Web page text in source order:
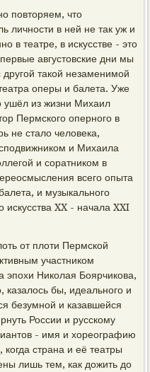
повторяем, что
личности в ней не так уж и
в театре, в искусстве - это
августовские дни мы
такой незаменимой
оперы и балета. Уже
ушёл из жизни Михаил
Пермского оперного в
не стало человека,
и Михаила
и соратником в
всего опыта
и музыкального
искусства XX - начала XXI
от плоти Пермской
участником
эпохи Николая Боярчикова,
казалось бы, идеального и
безумной и казавшейся
России и русскому
- имя и хореографию
страна и её театры
лишь тем, как дожить до